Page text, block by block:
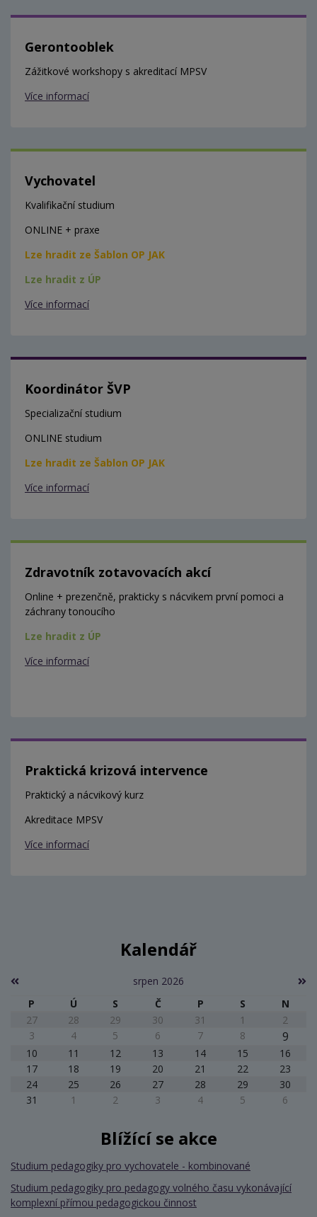
Gerontooblek
Zážitkové workshopy s akreditací MPSV
Více informací
Vychovatel
Kvalifikační studium
ONLINE + praxe
Lze hradit ze Šablon OP JAK
Lze hradit z ÚP
Více informací
Koordinátor ŠVP
Specializační studium
ONLINE studium
Lze hradit ze Šablon OP JAK
Více informací
Zdravotník zotavovacích akcí
Online + prezenčně, prakticky s nácvikem první pomoci a
záchrany tonoucího
Lze hradit z ÚP
Více informací
Praktická krizová intervence
Praktický a nácvikový kurz
Akreditace MPSV
Více informací
Kalendář
srpen 2026
P
Ú S Č P S
N
27
28 29 30 31 1
2
3
4 5 6 7 8 9
10 11 12 13 14 15
16
17
18 19 20 21 22
23
24
25 26 27 28 29
30
31
1 2 3 4 5 6
Blížící se akce
Studium pedagogiky pro vychovatele - kombinované
Studium pedagogiky pro pedagogy volného času vykonávající
komplexní přímou pedagogickou činnost